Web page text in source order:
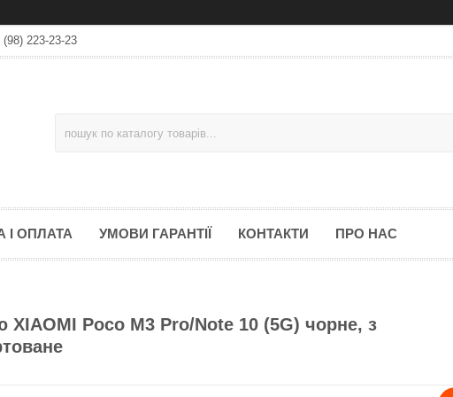
(98) 223-23-23
І ОПЛАТА УМОВИ ГАРАНТІЇ КОНТАКТИ ПРО НАС
XIAOMI Poco M3 Pro/Note 10 (5G) чорне, з